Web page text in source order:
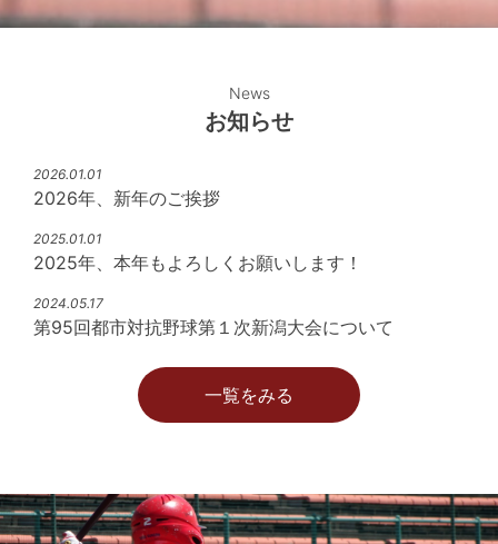
News
お知らせ
2026.01.01
2026年、新年のご挨拶
2025.01.01
2025年、本年もよろしくお願いします！
2024.05.17
第95回都市対抗野球第１次新潟大会について
一覧をみる